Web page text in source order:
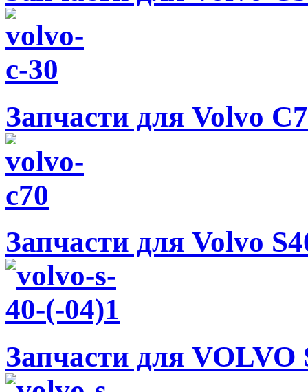
Запчасти для Volvo
Запчасти для Volvo
Запчасти для VOLVO